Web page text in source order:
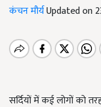
कंचन मौर्यUpdated on
सर्दियों में कई लोगों को